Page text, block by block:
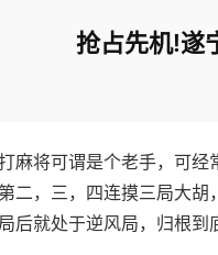
抢占先机!遂
麻将可谓是个老手，可经
二，三，四连摸三局大胡
后就处于逆风局，归根到